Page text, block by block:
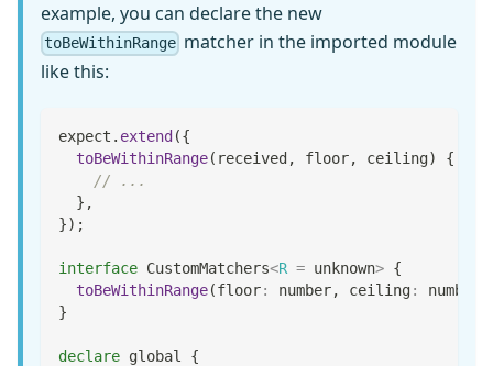
example, you can declare the new
toBeWithinRange matcher in the imported module
like this:
expect . extend({
toBeWithinRange( received, floor, ceiling)
{
// ...
} ,
}) ;
interface CustomMatchers<R = unknown> {
toBeWithinRange(floor: number, ceiling: number
}
declare global {